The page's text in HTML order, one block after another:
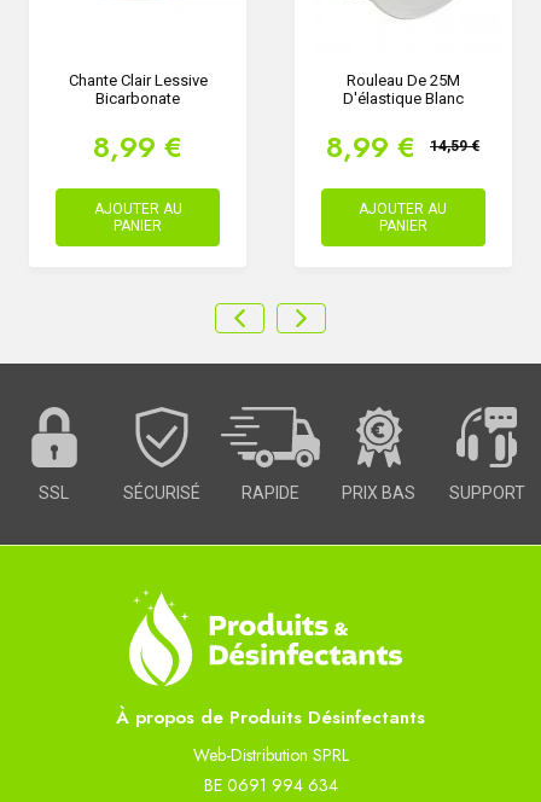
Chante Clair Lessive
Bicarbonate
8,99 €
AJOUTER AU
PANIER
Rouleau De 25M
D'élastique Blanc
8,99 € 14,59 €
AJOUTER AU
PANIER
SSL SÉCURISÉ RAPIDE PRIX BAS SUPPORT
À propos de Produits Désinfectants
Web-Distribution SPRL
BE 0691 994 634